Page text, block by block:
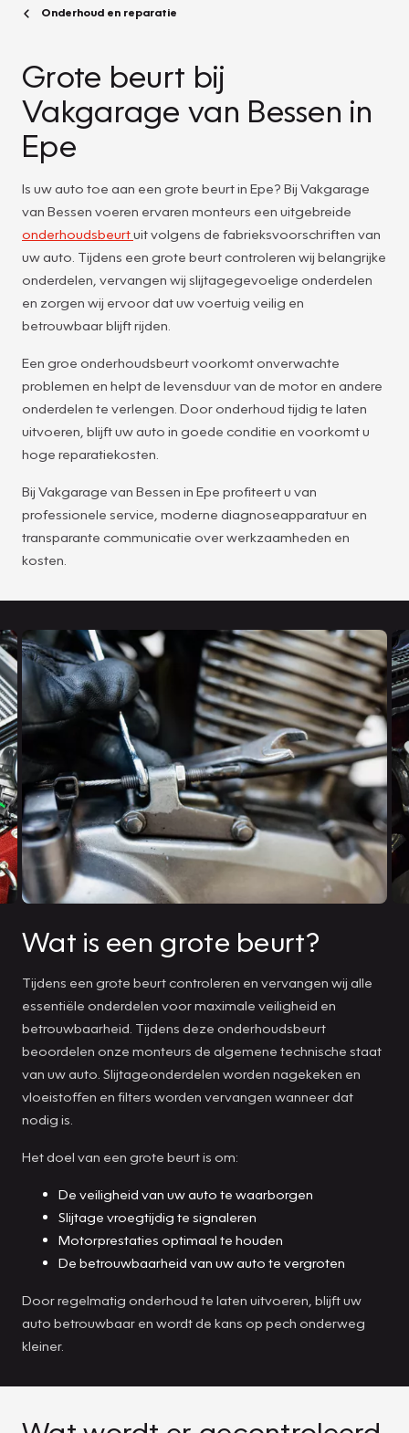
Onderhoud en reparatie
Grote beurt bij
Vakgarage van Bessen in
Epe
Is uw auto toe aan een grote beurt in Epe? Bij Vakgarage
van Bessen voeren ervaren monteurs een uitgebreide
onderhoudsbeurtuit volgens de fabrieksvoorschriften van
uw auto. Tijdens een grote beurt controleren wij belangrijke
onderdelen, vervangen wij slijtagegevoelige onderdelen
en zorgen wij ervoor dat uw voertuig veilig en
betrouwbaar blijft rijden.
Een groe onderhoudsbeurt voorkomt onverwachte
problemen en helpt de levensduur van de motor en andere
onderdelen te verlengen. Door onderhoud tijdig te laten
uitvoeren, blijft uw auto in goede conditie en voorkomt u
hoge reparatiekosten.
Bij Vakgarage van Bessen in Epe profiteert u van
professionele service, moderne diagnoseapparatuur en
transparante communicatie over werkzaamheden en
kosten.
Wat is een grote beurt?
Tijdens een grote beurt controleren en vervangen wij alle
essentiële onderdelen voor maximale veiligheid en
betrouwbaarheid. Tijdens deze onderhoudsbeurt
beoordelen onze monteurs de algemene technische staat
van uw auto. Slijtageonderdelen worden nagekeken en
vloeistoffen en filters worden vervangen wanneer dat
nodig is.
Het doel van een grote beurt is om:
De veiligheid van uw auto te waarborgen
Slijtage vroegtijdig te signaleren
Motorprestaties optimaal te houden
De betrouwbaarheid van uw auto te vergroten
Door regelmatig onderhoud te laten uitvoeren, blijft uw
auto betrouwbaar en wordt de kans op pech onderweg
kleiner.